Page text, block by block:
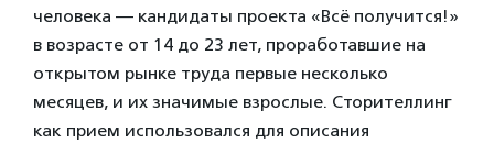
человека — кандидаты проекта «Всё получится!»
в возрасте от 14 до 23 лет, проработавшие на
открытом рынке труда первые несколько
месяцев, и их значимые взрослые. Сторителлинг
как прием использовался для описания